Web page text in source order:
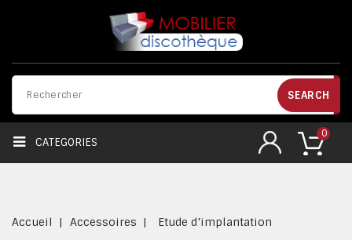
0
SEARCH
CATEGORIES
Accueil Accessoires Etude d’implantation